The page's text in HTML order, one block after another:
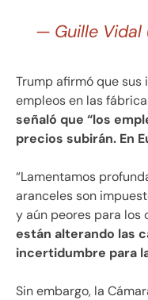
— Guille Vidal
Trump afirmó que
empleos en las
señaló que “los
precios subirán. En
“Lamentamos
aranceles son
y aún peores para los
están alterando las
incertidumbre para
Sin embargo, la